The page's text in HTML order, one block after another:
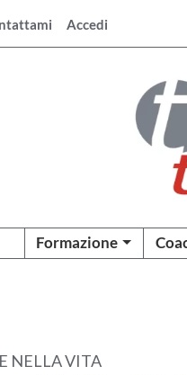
Accedi
Formazione
NELLA VITA